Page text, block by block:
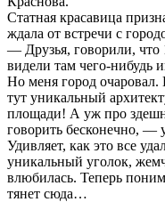
Статная красавица
ждала от встречи с
— Друзья, говорили, что
видели там чего-нибудь
Но меня город очаровал.
тут уникальный
площади! А уж про
говорить бесконечно, —
Удивляет, как это все
уникальный уголок,
влюбилась. Теперь
тянет сюда…